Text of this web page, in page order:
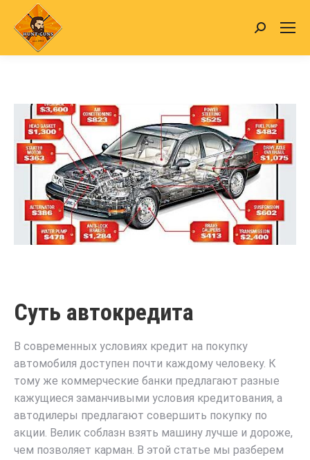
Search:
Суть автокредита
В современных условиях кредит на покупку
автомобиля доступен почти каждому человеку. К
тому же коммерческие банки предлагают разные
кажущиеся заманчивыми условия кредитования, а
автодилеры предлагают совершить покупку по
акции. Велик соблазн взять машину лучше и дороже,
чем позволяет карман. В этой статье мы разберем